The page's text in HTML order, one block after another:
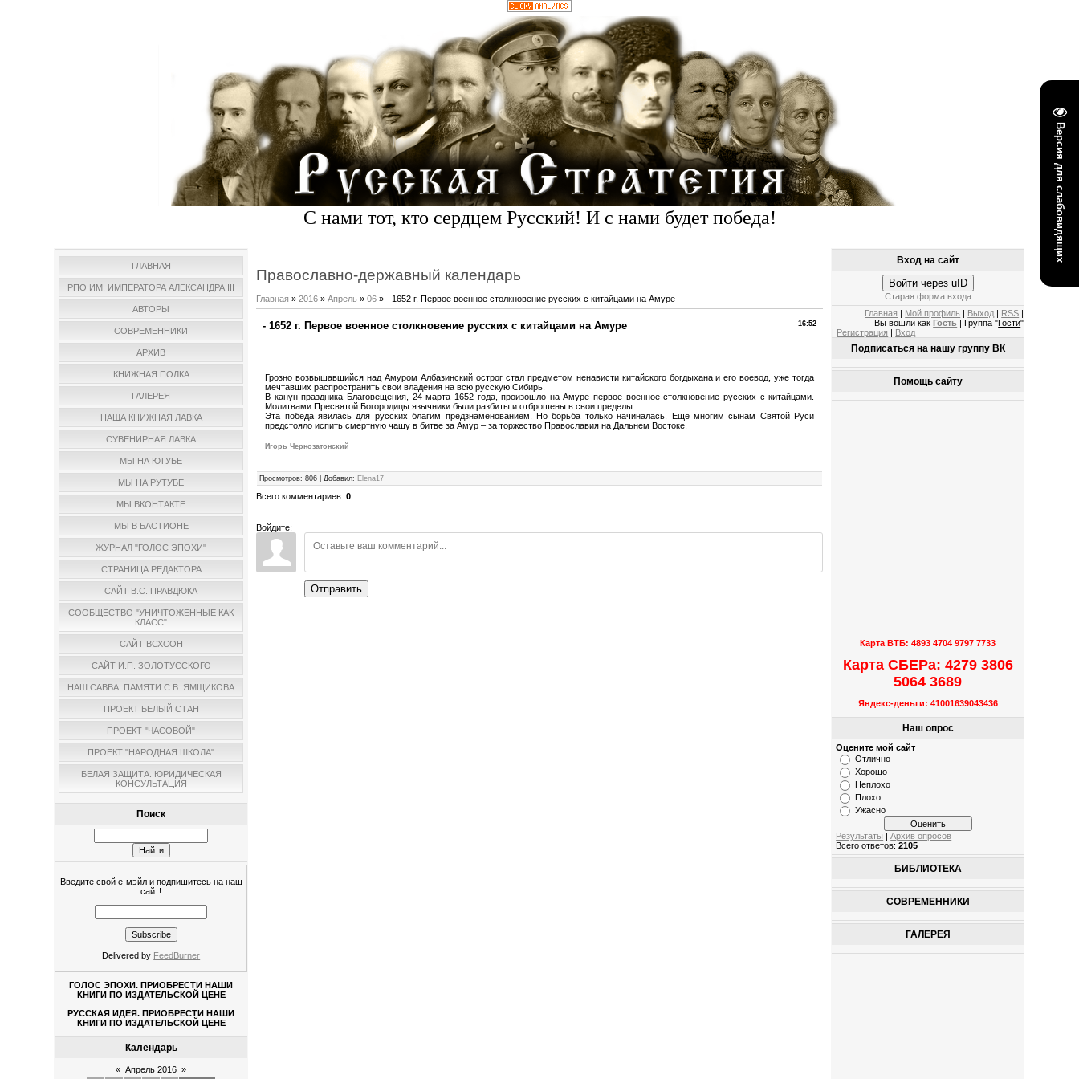
Версия для слабовидящих
С нами тот, кто сердцем Русский! И с нами будет победа!
ГЛАВНАЯ
РПО ИМ. ИМПЕРАТОРА АЛЕКСАНДРА III
АВТОРЫ
СОВРЕМЕННИКИ
АРХИВ
КНИЖНАЯ ПОЛКА
ГАЛЕРЕЯ
НАША КНИЖНАЯ ЛАВКА
СУВЕНИРНАЯ ЛАВКА
МЫ НА ЮТУБЕ
МЫ НА РУТУБЕ
МЫ ВКОНТАКТЕ
МЫ В БАСТИОНЕ
ЖУРНАЛ "ГОЛОС ЭПОХИ"
СТРАНИЦА РЕДАКТОРА
САЙТ В.С. ПРАВДЮКА
СООБЩЕСТВО "УНИЧТОЖЕННЫЕ КАК
КЛАСС"
САЙТ ВСХСОН
САЙТ И.П. ЗОЛОТУССКОГО
НАШ САВВА. ПАМЯТИ С.В. ЯМЩИКОВА
ПРОЕКТ БЕЛЫЙ СТАН
ПРОЕКТ "ЧАСОВОЙ"
ПРОЕКТ "НАРОДНАЯ ШКОЛА"
БЕЛАЯ ЗАЩИТА. ЮРИДИЧЕСКАЯ
КОНСУЛЬТАЦИЯ
Поиск
Введите свой е-мэйл и подпишитесь на наш
сайт!
Delivered by FeedBurner
ГОЛОС ЭПОХИ. ПРИОБРЕСТИ НАШИ
КНИГИ ПО ИЗДАТЕЛЬСКОЙ ЦЕНЕ
РУССКАЯ ИДЕЯ. ПРИОБРЕСТИ НАШИ
КНИГИ ПО ИЗДАТЕЛЬСКОЙ ЦЕНЕ
Календарь
« Апрель 2016 »
Православно-державный календарь
Главная »2016 » Апрель » 06 » - 1652 г. Первое военное столкновение русских с китайцами на Амуре
16:52
- 1652 г. Первое военное столкновение русских с китайцами на Амуре
Грозно возвышавшийся над Амуром Албазинский острог стал предметом ненависти китайского богдыхана и его воевод, уже тогда
мечтавших распространить свои владения на всю русскую Сибирь.
В канун праздника Благовещения, 24 марта 1652 года, произошло на Амуре первое военное столкновение русских с китайцами.
Молитвами Пресвятой Богородицы язычники были разбиты и отброшены в свои пределы.
Эта победа явилась для русских благим предзнаменованием. Но борьба только начиналась. Еще многим сынам Святой Руси
предстояло испить смертную чашу в битве за Амур – за торжество Православия на Дальнем Востоке.
Игорь Чернозатонский
Просмотров: 806 |Добавил: Elena17
Всего комментариев:0
Войдите:
Отправить
Вход на сайт
Войти через uID
Старая форма входа
Главная
Мой профиль Выход RSS
Вы вошли как Гость | Группа "Гости"
Регистрация Вход
Подписаться на нашу группу ВК
Помощь сайту
Карта ВТБ: 4893 4704 9797 7733
Карта СБЕРа: 4279 3806
5064 3689
Яндекс-деньги: 41001639043436
Наш опрос
Оцените мой сайт
Отлично
Хорошо
Неплохо
Плохо
Ужасно
Результаты |Архив опросов
Всего ответов:2105
БИБЛИОТЕКА
СОВРЕМЕННИКИ
ГАЛЕРЕЯ